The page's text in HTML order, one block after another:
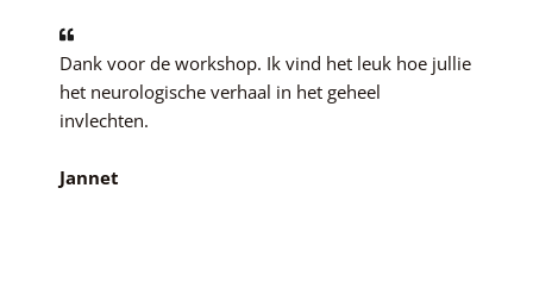
Dank voor de workshop. Ik vind het leuk hoe jullie
het neurologische verhaal in het geheel
invlechten.
Jannet